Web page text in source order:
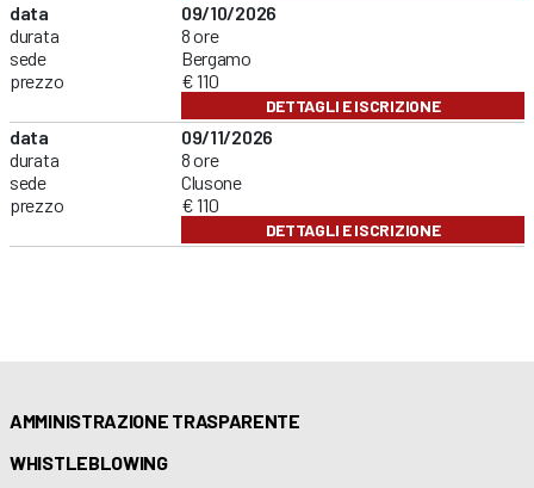
data
durata
sede
prezzo
09/10/2026
8 ore
Bergamo
€ 110
DETTAGLI E ISCRIZIONE
data
durata
sede
prezzo
09/11/2026
8 ore
Clusone
€ 110
DETTAGLI E ISCRIZIONE
AMMINISTRAZIONE TRASPARENTE
WHISTLEBLOWING